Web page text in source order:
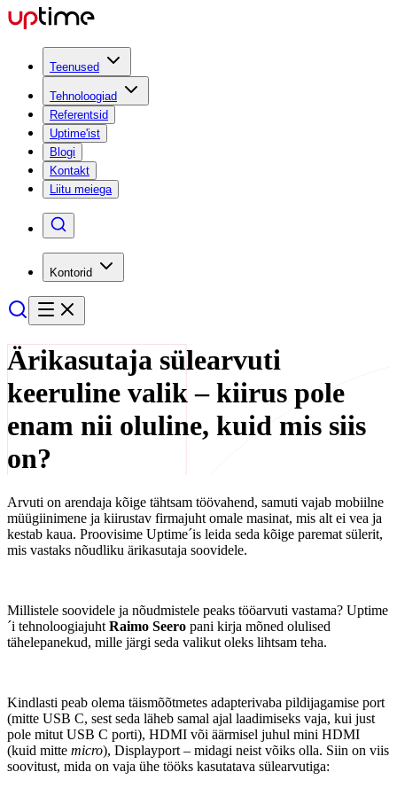
Teenused
Tehnoloogiad
Referentsid
Uptime'ist
Blogi
Kontakt
Liitu meiega
Kontorid
Ärikasutaja sülearvuti
keeruline valik – kiirus pole
enam nii oluline, kuid mis siis
on?
Arvuti on arendaja kõige tähtsam töövahend, samuti vajab mobiilne
müügiinimene ja kiirustav firmajuht omale masinat, mis alt ei vea ja
kestab kaua. Proovisime Uptime´is leida seda kõige paremat sülerit,
mis vastaks nõudliku ärikasutaja soovidele.
Millistele soovidele ja nõudmistele peaks tööarvuti vastama? Uptime
´i tehnoloogiajuht Raimo Seero pani kirja mõned olulised
tähelepanekud, mille järgi seda valikut oleks lihtsam teha.
Kindlasti peab olema täismõõtmetes adapterivaba pildijagamise port
(mitte USB C, sest seda läheb samal ajal laadimiseks vaja, kui just
pole mitut USB C porti), HDMI või äärmisel juhul mini HDMI
(kuid mitte micro), Displayport – midagi neist võiks olla. Siin on viis
soovitust, mida on vaja ühe tööks kasutatava sülearvutiga: